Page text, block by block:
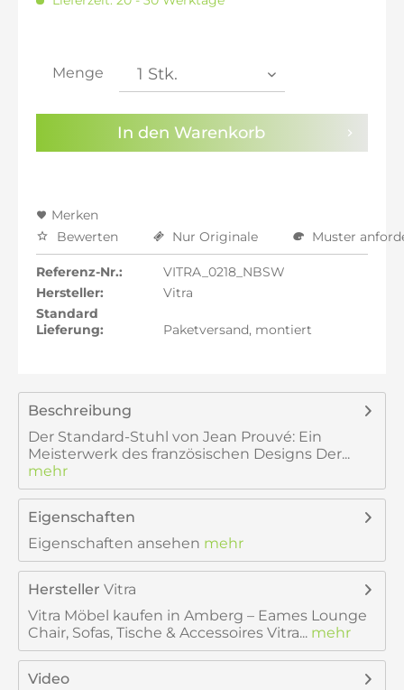
Sie haben die Datenschutzbestimmungen
Kenntnis genommen.
Preisalarm aktivieren
Menge
In den Warenkorb
Merken
Bewerten
Nur Originale Muster
Referenz-Nr.:
VITRA_0218_NBSW
Hersteller:
Vitra
Standard
Lieferung:
Paketversand, montiert
Beschreibung
Der Standard-Stuhl von Jean Prouvé: Ein
Meisterwerk des französischen Designs Der...
mehr
Eigenschaften
Eigenschaften ansehen mehr
Hersteller Vitra
Vitra Möbel kaufen in Amberg – Eames Lounge
Chair, Sofas, Tische & Accessoires Vitra... mehr
Video